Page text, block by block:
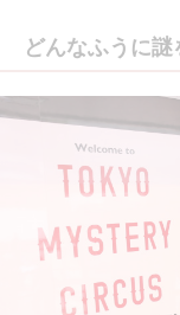
どんなふうに謎